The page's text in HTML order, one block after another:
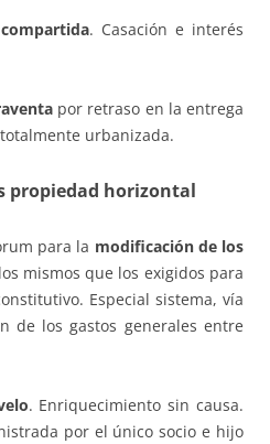
. Casación e interés
por retraso en la entrega
urbanizada.
propiedad horizontal
para la modificación de los
mismos que los exigidos para
Especial sistema, vía
de los gastos generales entre
. Enriquecimiento sin causa.
por el único socio e hijo